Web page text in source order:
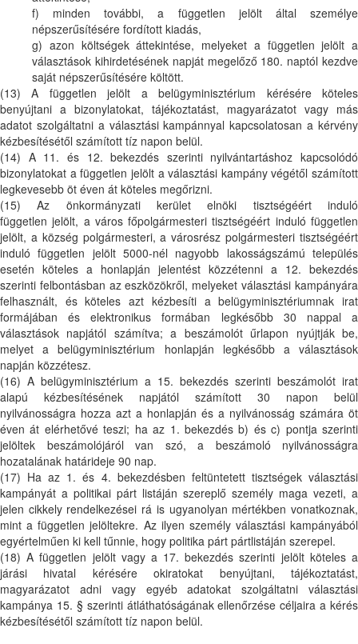
f) minden további, a független jelölt által személye
népszerűsítésére fordított kiadás,
g) azon költségek áttekintése, melyeket a független jelölt a
választások kihirdetésének napját megelőző 180. naptól kezdve
saját népszerűsítésére költött.
(13) A független jelölt a belügyminisztérium kérésére köteles
benyújtani a bizonylatokat, tájékoztatást, magyarázatot vagy más
adatot szolgáltatni a választási kampánnyal kapcsolatosan a kérvény
kézbesítésétől számított tíz napon belül.
(14) A 11. és 12. bekezdés szerinti nyilvántartáshoz kapcsolódó
bizonylatokat a független jelölt a választási kampány végétől számított
legkevesebb öt éven át köteles megőrizni.
(15) Az önkormányzati kerület elnöki tisztségéért induló
független jelölt, a város főpolgármesteri tisztségéért induló független
jelölt, a község polgármesteri, a városrész polgármesteri tisztségéért
induló független jelölt 5000-nél nagyobb lakosságszámú település
esetén köteles a honlapján jelentést közzétenni a 12. bekezdés
szerinti felbontásban az eszközökről, melyeket választási kampányára
felhasznált, és köteles azt kézbesíti a belügyminisztériumnak irat
formájában és elektronikus formában legkésőbb 30 nappal a
választások napjától számítva; a beszámolót űrlapon nyújtják be,
melyet a belügyminisztérium honlapján legkésőbb a választások
napján közzétesz.
(16) A belügyminisztérium a 15. bekezdés szerinti beszámolót irat
alapú kézbesítésének napjától számított 30 napon belül
nyilvánosságra hozza azt a honlapján és a nyilvánosság számára öt
éven át elérhetővé teszi; ha az 1. bekezdés b) és c) pontja szerinti
jelöltek beszámolójáról van szó, a beszámoló nyilvánosságra
hozatalának határideje 90 nap.
(17) Ha az 1. és 4. bekezdésben feltüntetett tisztségek választási
kampányát a politikai párt listáján szereplő személy maga vezeti, a
jelen cikkely rendelkezései rá is ugyanolyan mértékben vonatkoznak,
mint a független jelöltekre. Az ilyen személy választási kampányából
egyértelműen ki kell tűnnie, hogy politika párt pártlistáján szerepel.
(18) A független jelölt vagy a 17. bekezdés szerinti jelölt köteles a
járási hivatal kérésére okiratokat benyújtani, tájékoztatást,
magyarázatot adni vagy egyéb adatokat szolgáltatni választási
kampánya 15. § szerinti átláthatóságának ellenőrzése céljaira a kérés
kézbesítésétől számított tíz napon belül.